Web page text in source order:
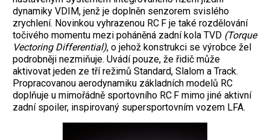
dynamiky VDIM, jenž je doplněn senzorem svislého
zrychlení. Novinkou vyhrazenou RC F je také rozdělování
točivého momentu mezi poháněná zadní kola TVD (Torque
Vectoring Differential), o jehož konstrukci se výrobce žel
podrobněji nezmiňuje. Uvádí pouze, že řidič může
aktivovat jeden ze tří režimů Standard, Slalom a Track.
Propracovanou aerodynamiku základních modelů RC
doplňuje u mimořádně sportovního RC F mimo jiné aktivní
zadní spoiler, inspirovaný supersportovním vozem LFA.